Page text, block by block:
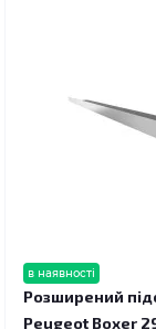
в наявності
Розширений
Peugeot Boxer